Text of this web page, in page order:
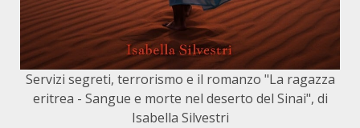
Servizi segreti, terrorismo e il romanzo "La ragazza
eritrea - Sangue e morte nel deserto del Sinai", di
Isabella Silvestri